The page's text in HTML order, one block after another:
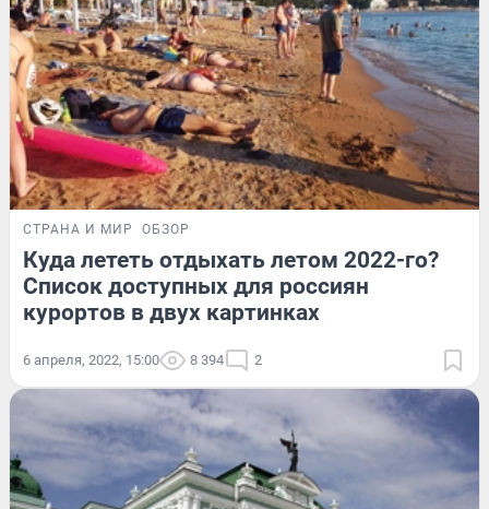
СТРАНА И МИР ОБЗОР
Куда лететь отдыхать летом 2022-го?
Список доступных для россиян
курортов в двух картинках
6 апреля, 2022, 15:00 8 394 2